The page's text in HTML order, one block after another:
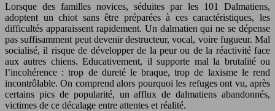
Lorsque des familles novices, séduites par les 101 Dalmatiens,
adoptent un chiot sans être préparées à ces caractéristiques, les
difficultés apparaissent rapidement. Un dalmatien qui ne se dépense
pas suffisamment peut devenir destructeur, vocal, voire fugueur. Mal
socialisé, il risque de développer de la peur ou de la réactivité face
aux autres chiens. Educativement, il supporte mal la brutalité ou
l’incohérence : trop de dureté le braque, trop de laxisme le rend
incontrôlable. On comprend alors pourquoi les refuges ont vu, après
certains pics de popularité, un afflux de dalmatiens abandonnés,
victimes de ce décalage entre attentes et réalité.